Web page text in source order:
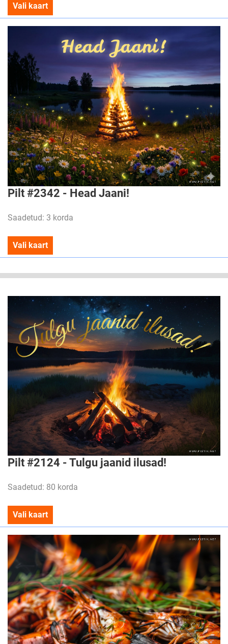
Vali kaart
Pilt #2342 - Head Jaani!
Saadetud: 3 korda
Vali kaart
Pilt #2124 - Tulgu jaanid ilusad!
Saadetud: 80 korda
Vali kaart